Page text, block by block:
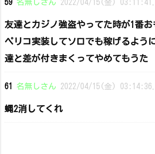
59 名無しさん 2022/04/15(金)
友達とカジノ強盗やってた時が1番
ペリコ実装してソロでも稼げるよう
達と差が付きまくってやめてもうた
61 名無しさん 2022/04/15(金)
蝿2消してくれ